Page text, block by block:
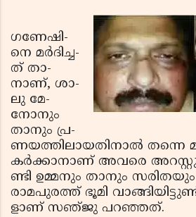
ഗ­ണേ­ഷി­
നെ മര്‍­ദിച്ച­
ത് താ­
നാണ്, ശാ­
ലു മേ­
നോനും
താനും പ്ര­
ണ­യ­ത്തി­ലാ­യ­തി­നാല്‍ ത­ന്നെ
കര്‍­ക്കാ­നാ­ണ് അവ­രെ
ണ്ടി ഉ­മ്മനും താ­നും
രാ­മ­പുര­ത്ത് ഭൂ­മി
ളാ­ണ് സ­ഞ്­ജു പ­റ­ഞ്ഞ­ത്.